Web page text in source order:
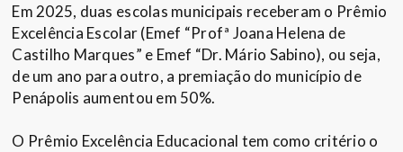
Em 2025, duas escolas municipais receberam o Prêmio
Excelência Escolar (Emef “Profª Joana Helena de
Castilho Marques” e Emef “Dr. Mário Sabino), ou seja,
de um ano para outro, a premiação do município de
Penápolis aumentou em 50%.
O Prêmio Excelência Educacional tem como critério o